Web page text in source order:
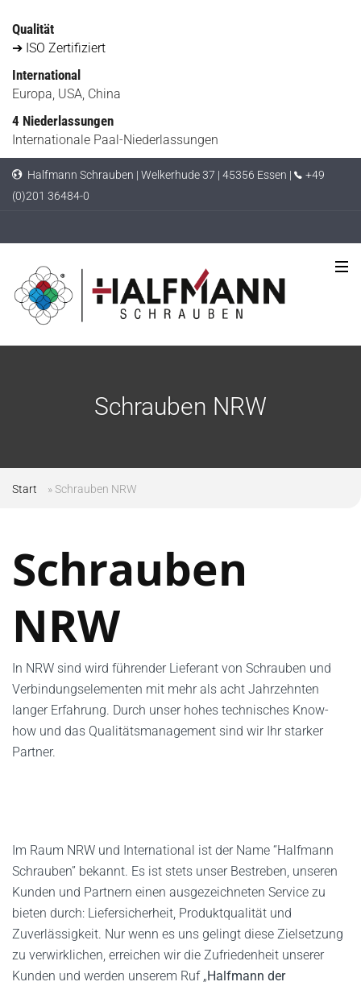
Qualität
➔ ISO Zertifiziert
International
Europa, USA, China
4 Niederlassungen
Internationale Paal-Niederlassungen
Halfmann Schrauben | Welkerhude 37 | 45356 Essen |
+49
(0)201 36484-0
Schrauben NRW
Start »Schrauben NRW
Schrauben
NRW
In NRW sind wird führender Lieferant von Schrauben und
Verbindungselementen mit mehr als acht Jahrzehnten
langer Erfahrung. Durch unser hohes technisches Know-
how und das Qualitätsmanagement sind wir Ihr starker
Partner.
Im Raum NRW und International ist der Name “Halfmann
Schrauben” bekannt. Es ist stets unser Bestreben, unseren
Kunden und Partnern einen ausgezeichneten Service zu
bieten durch: Liefersicherheit, Produktqualität und
Zuverlässigkeit. Nur wenn es uns gelingt diese Zielsetzung
zu verwirklichen, erreichen wir die Zufriedenheit unserer
Kunden und werden unserem Ruf „Halfmann der